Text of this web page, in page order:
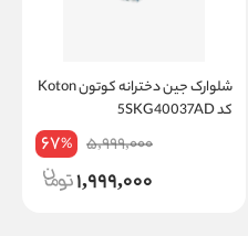
شلوارک جین دخترانه کوتون Koton
کد 5SKG40037AD
5,999,000
67%
1,999,000